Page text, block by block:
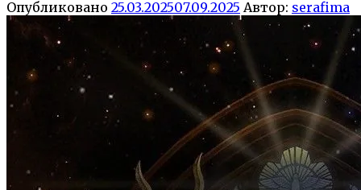
Опубликовано 25.03.202507.09.2025 Автор: serafima